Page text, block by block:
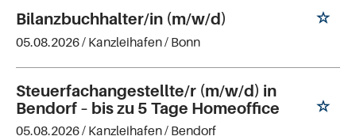
Bilanzbuchhalter/in (m/w/d)
05.08.2026 / Kanzleihafen/ Bonn
Steuerfachangestellte/r (m/w/d) in
Bendorf – bis zu 5 Tage Homeoffice
05.08.2026 / Kanzleihafen/ Bendorf